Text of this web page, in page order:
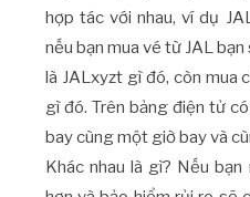
hợp tác với nhau, ví dụ
nếu bạn mua vé từ JAL
là JALxyzt gì đó, còn mua
gì đó. Trên bảng điện tử
bay cùng một giờ bay và
Khác nhau là gì? Nếu